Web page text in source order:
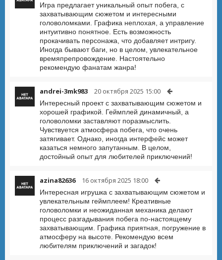
Игра предлагает уникальный опыт побега, с
захватывающим сюжетом и интересными
головоломками. Графика неплохая, а управление
интуитивно понятное. Есть возможность
прокачивать персонажа, что добавляет интригу.
Иногда бывают баги, но в целом, увлекательное
времяпрепровождение. Настоятельно
рекомендую фанатам жанра!
andrei-3mk983 20 октября 2025 15:00
Интересный проект с захватывающим сюжетом и
хорошей графикой. Геймплей динамичный, а
головоломки заставляют поразмыслить.
Чувствуется атмосфера побега, что очень
затягивает. Однако, иногда интерфейс может
казаться немного запутанным. В целом,
достойный опыт для любителей приключений!
azina82636 16 октября 2025 18:00
Интересная игрушка с захватывающим сюжетом и
увлекательным геймплеем! Креативные
головоломки и неожиданная механика делают
процесс разгадывания побега по-настоящему
захватывающим. Графика приятная, погружение в
атмосферу на высоте. Рекомендую всем
любителям приключений и загадок!